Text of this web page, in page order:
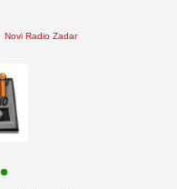
Novi Radio Zadar